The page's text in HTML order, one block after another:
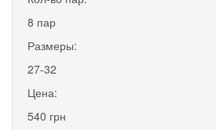
8 пар
Размеры:
27-32
Цена:
540 грн